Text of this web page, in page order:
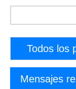
Todos los
Mensajes